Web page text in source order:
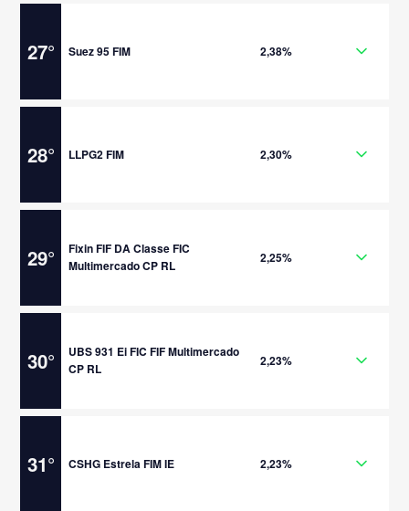
27° Suez 95 FIM 2,38%
28° LLPG2 FIM 2,30%
29°
Fixin FIF DA Classe FIC
Multimercado CP RL
2,25%
30°
UBS 931 Ei FIC FIF Multimercado
CP RL
2,23%
31° CSHG Estrela FIM IE 2,23%